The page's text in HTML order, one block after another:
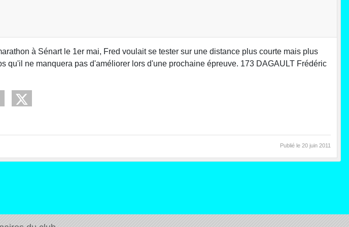
à Sénart le 1er mai, Fred voulait se tester sur une distance plus courte mais plus
ne manquera pas d'améliorer lors d'une prochaine épreuve. 173 DAGAULT Frédéric
Publié le 20 juin 2011